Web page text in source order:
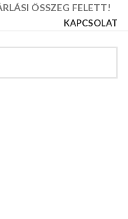
ÖSSZEG FELETT!
KAPCSOLAT